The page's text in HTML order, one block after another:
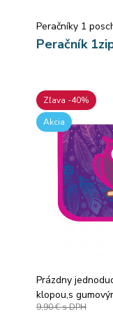
Peračníky 1
Peračník
Zľava -40%
Akcia
Prázdny
klopou,s
perá, vreckom
9,90 €s DPH